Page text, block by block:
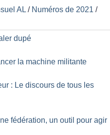
AL / Numéros de 2021 /
dupé
la machine militante
: Le discours de tous les
fédération, un outil pour agir